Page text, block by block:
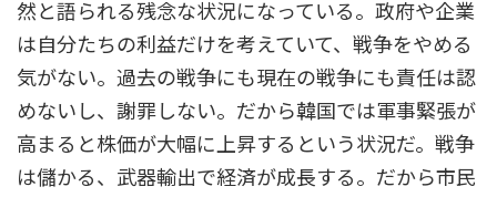
然と語られる残念な状況になっている。政府や企業
は自分たちの利益だけを考えていて、戦争をやめる
気がない。過去の戦争にも現在の戦争にも責任は認
めないし、謝罪しない。だから韓国では軍事緊張が
高まると株価が大幅に上昇するという状況だ。戦争
は儲かる、武器輸出で経済が成長する。だから市民